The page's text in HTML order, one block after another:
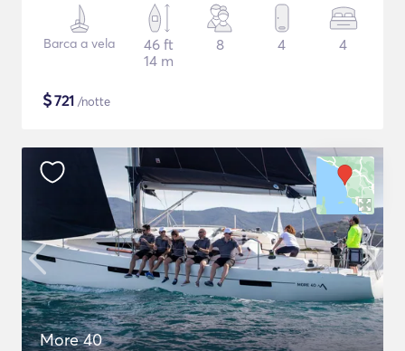
Barca a vela
46 ft
14 m
8 4 4
$721 /notte
More 40